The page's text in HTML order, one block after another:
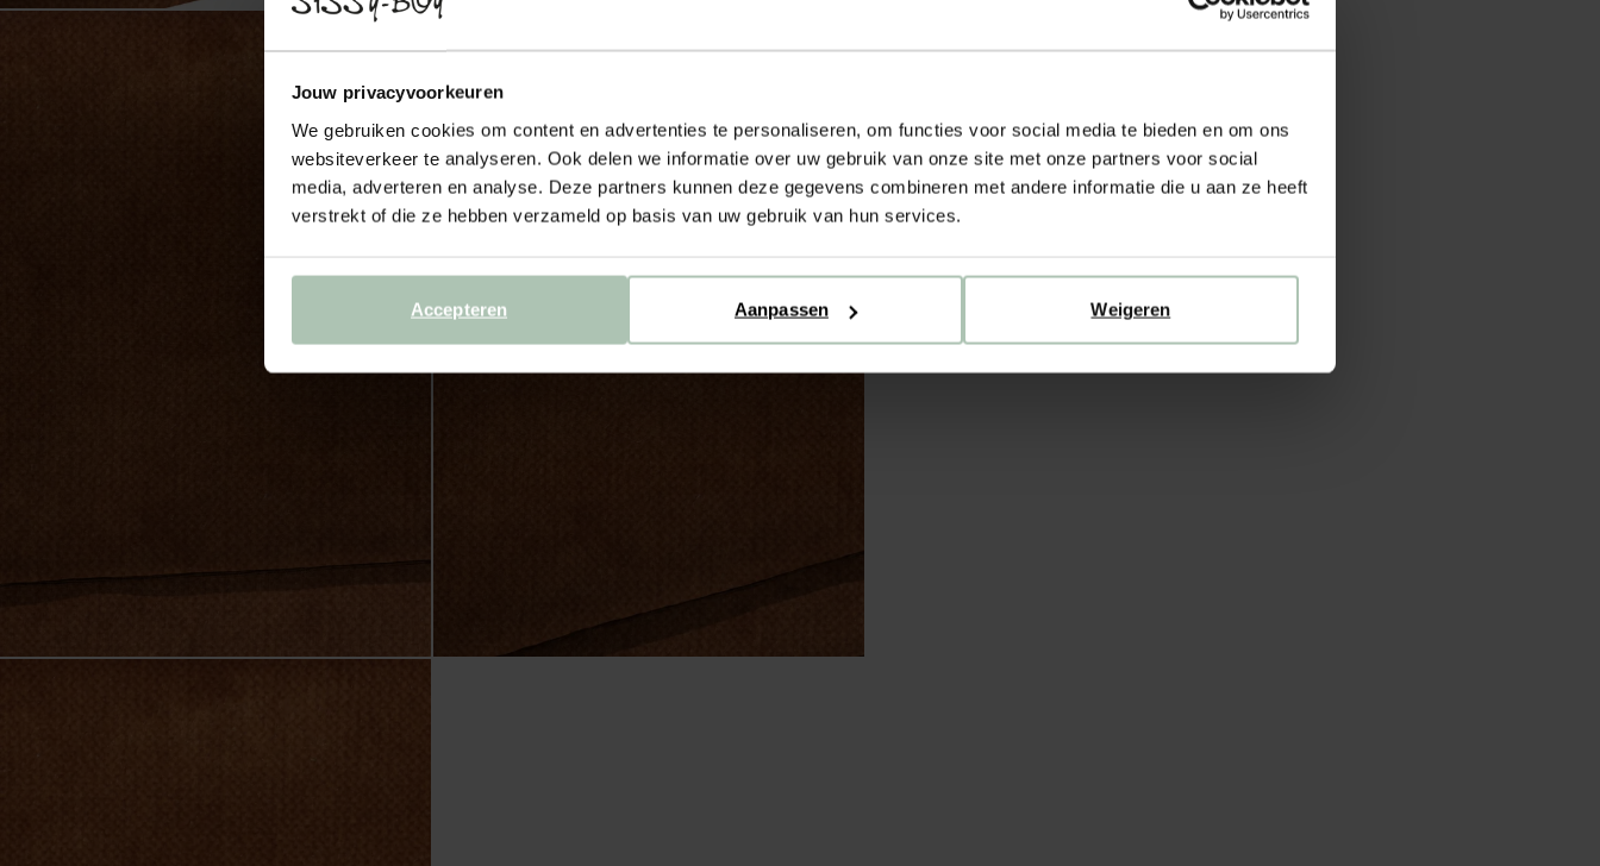
Jouw privacyvoorkeuren
We gebruiken cookies om content en advertenties te personaliseren, om functies voor social media te bieden en om ons
websiteverkeer te analyseren. Ook delen we informatie over uw gebruik van onze site met onze partners voor social
media, adverteren en analyse. Deze partners kunnen deze gegevens combineren met andere informatie die u aan ze heeft
verstrekt of die ze hebben verzameld op basis van uw gebruik van hun services.
Weigeren
Aanpassen
Accepteren